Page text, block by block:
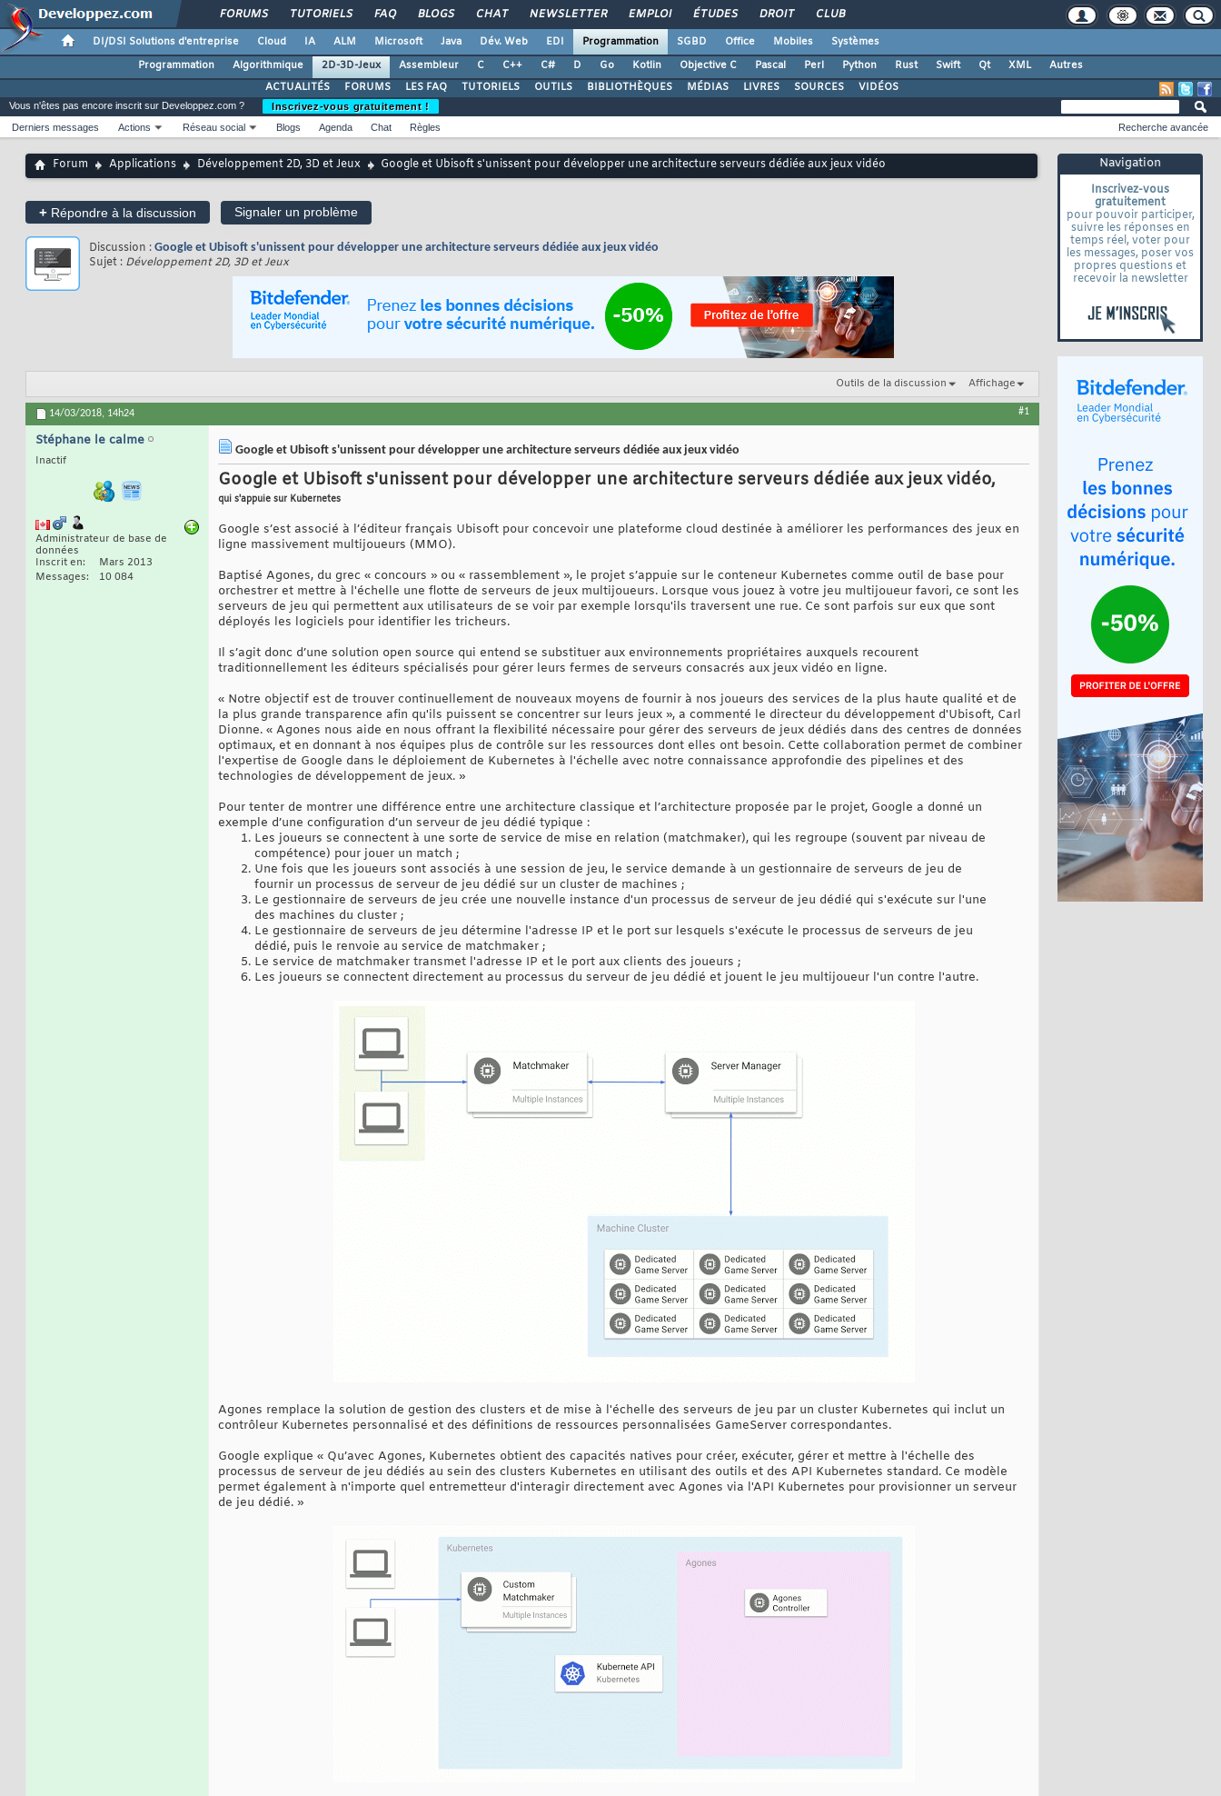
FORUMS TUTORIELS FAQ BLOGS CHAT NEWSLETTER EMPLOI ÉTUDES DROIT CLUB
DI/DSI Solutions d'entreprise Cloud IA ALM Microsoft Java Dév. Web EDI Programmation SGBD Office Mobiles
Systèmes
Programmation
Algorithmique 2D-3D-Jeux Assembleur C C++ C# D Go Kotlin Objective C Pascal Perl Python Rust Swift Qt XML
Autres
ACTUALITÉS
FORUMS LES FAQ TUTORIELS OUTILS BIBLIOTHÈQUES MÉDIAS LIVRES SOURCES VIDÉOS
Navigation
Inscrivez-vous
gratuitement
pour pouvoir participer,
suivre les réponses en
temps réel, voter pour
les messages, poser vos
propres questions et
recevoir la newsletter
Vous n'êtes pas encore inscrit sur Developpez.com ?
Inscrivez-vous gratuitement !
Derniers messages
Actions Réseau social Blogs Agenda Chat Règles Recherche avancée
Forum Applications Développement 2D, 3D et Jeux Google et Ubisoft s'unissent pour développer une architecture serveurs dédiée aux jeux vidéo
+ Répondre à la discussion Signaler un problème
Discussion : Google et Ubisoft s'unissent pour développer une architecture serveurs dédiée aux jeux vidéo
Sujet : Développement 2D, 3D et Jeux
Outils de la discussion Affichage
14/03/2018, 14h24 #1
Stéphane le calme
Inactif
Administrateur de base de
données
Inscrit en
Mars 2013
Messages
10 084
Google et Ubisoft s'unissent pour développer une architecture serveurs dédiée aux jeux vidéo
Google et Ubisoft s'unissent pour développer une architecture serveurs dédiée aux jeux vidéo,
qui s'appuie sur Kubernetes
Google s’est associé à l’éditeur français Ubisoft pour concevoir une plateforme cloud destinée à améliorer les performances des jeux en
ligne massivement multijoueurs (MMO).
Baptisé Agones, du grec « concours » ou « rassemblement », le projet s’appuie sur le conteneur Kubernetes comme outil de base pour
orchestrer et mettre à l'échelle une flotte de serveurs de jeux multijoueurs. Lorsque vous jouez à votre jeu multijoueur favori, ce sont les
serveurs de jeu qui permettent aux utilisateurs de se voir par exemple lorsqu'ils traversent une rue. Ce sont parfois sur eux que sont
déployés les logiciels pour identifier les tricheurs.
Il s’agit donc d’une solution open source qui entend se substituer aux environnements propriétaires auxquels recourent
traditionnellement les éditeurs spécialisés pour gérer leurs fermes de serveurs consacrés aux jeux vidéo en ligne.
« Notre objectif est de trouver continuellement de nouveaux moyens de fournir à nos joueurs des services de la plus haute qualité et de
la plus grande transparence afin qu'ils puissent se concentrer sur leurs jeux », a commenté le directeur du développement d'Ubisoft, Carl
Dionne. « Agones nous aide en nous offrant la flexibilité nécessaire pour gérer des serveurs de jeux dédiés dans des centres de données
optimaux, et en donnant à nos équipes plus de contrôle sur les ressources dont elles ont besoin. Cette collaboration permet de combiner
l'expertise de Google dans le déploiement de Kubernetes à l'échelle avec notre connaissance approfondie des pipelines et des
technologies de développement de jeux. »
Pour tenter de montrer une différence entre une architecture classique et l’architecture proposée par le projet, Google a donné un
exemple d’une configuration d’un serveur de jeu dédié typique :
Les joueurs se connectent à une sorte de service de mise en relation (matchmaker), qui les regroupe (souvent par niveau de
compétence) pour jouer un match ;
Une fois que les joueurs sont associés à une session de jeu, le service demande à un gestionnaire de serveurs de jeu de
fournir un processus de serveur de jeu dédié sur un cluster de machines ;
Le gestionnaire de serveurs de jeu crée une nouvelle instance d'un processus de serveur de jeu dédié qui s'exécute sur l'une
des machines du cluster ;
Le gestionnaire de serveurs de jeu détermine l'adresse IP et le port sur lesquels s'exécute le processus de serveurs de jeu
dédié, puis le renvoie au service de matchmaker ;
Le service de matchmaker transmet l'adresse IP et le port aux clients des joueurs ;
Les joueurs se connectent directement au processus du serveur de jeu dédié et jouent le jeu multijoueur l'un contre l'autre.
Agones remplace la solution de gestion des clusters et de mise à l'échelle des serveurs de jeu par un cluster Kubernetes qui inclut un
contrôleur Kubernetes personnalisé et des définitions de ressources personnalisées GameServer correspondantes.
Google explique « Qu’avec Agones, Kubernetes obtient des capacités natives pour créer, exécuter, gérer et mettre à l'échelle des
processus de serveur de jeu dédiés au sein des clusters Kubernetes en utilisant des outils et des API Kubernetes standard. Ce modèle
permet également à n'importe quel entremetteur d'interagir directement avec Agones via l'API Kubernetes pour provisionner un serveur
de jeu dédié. »